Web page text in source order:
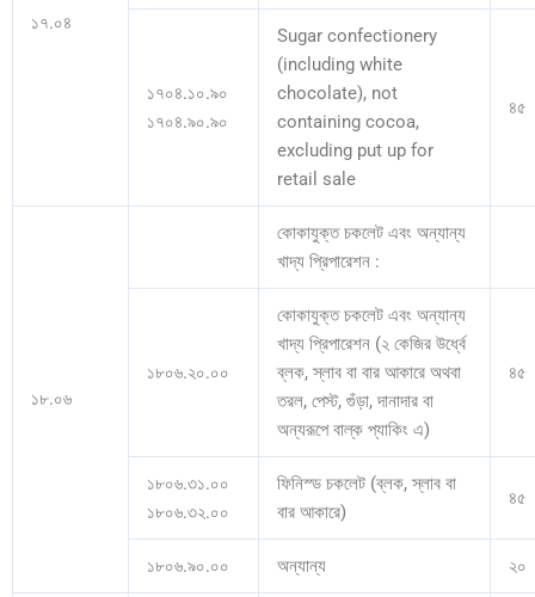
১৭.০৪
১৭০৪.১০.৯০
১৭০৪.৯০.৯০
Sugar confectionery
(including white
chocolate), not
containing cocoa,
excluding put up for
retail sale
৪৫
১৮.০৬
কোকাযুক্ত চকলেট এবং অন্যান্য
খাদ্য প্রিপারেশন :
১৮০৬.২০.০০
কোকাযুক্ত চকলেট এবং অন্যান্য
খাদ্য প্রিপারেশন (২ কেজির উর্ধ্বে
ব্লক, স্লাব বা বার আকারে অথবা
তরল, পেস্ট, গুঁড়া, দানাদার বা
অন্যরূপে বাল্ক প্যাকিং এ)
৪৫
১৮০৬.৩১.০০
১৮০৬.৩২.০০
ফিনিস্ড চকলেট (ব্লক, স্লাব বা
বার আকারে)
৪৫
১৮০৬.৯০.০০ অন্যান্য ২০